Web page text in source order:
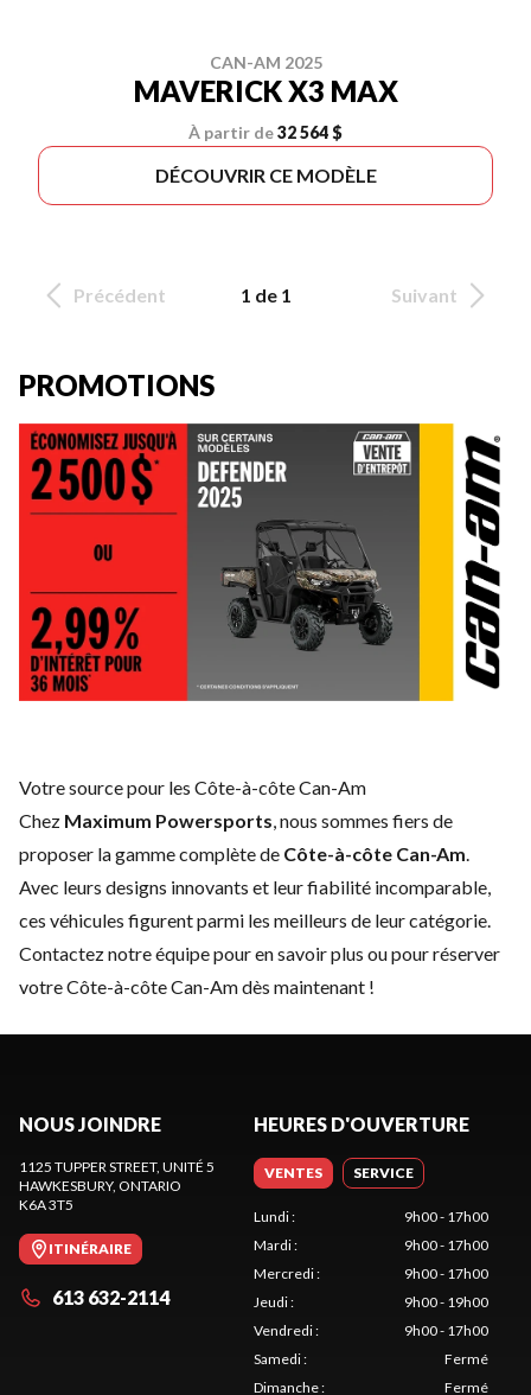
CAN-AM 2025
MAVERICK X3 MAX
À partir de32 564 $
DÉCOUVRIR CE MODÈLE
Précédent 1 de 1 Suivant
PROMOTIONS
Votre source pour les Côte-à-côte Can-Am
Chez Maximum Powersports , nous sommes fiers de
proposer la gamme complète de Côte-à-côte Can-Am
Avec leurs designs innovants et leur fiabilité incomparable,
ces véhicules figurent parmi les meilleurs de leur catégorie.
Contactez notre équipepour en savoir plus ou pour réserver
votre Côte-à-côte Can-Am dès maintenant !
NOUS JOINDRE
1125 TUPPER STREET, UNITÉ 5
HAWKESBURY, ONTARIO
K6A 3T5
ITINÉRAIRE
613 632-2114
HEURES D'OUVERTURE
VENTES SERVICE
Lundi:
9h00 - 17h00
Mardi:
9h00 - 17h00
Mercredi:
9h00 - 17h00
Jeudi:
9h00 - 19h00
Vendredi:
9h00 - 17h00
Samedi:
Fermé
Dimanche: Fermé